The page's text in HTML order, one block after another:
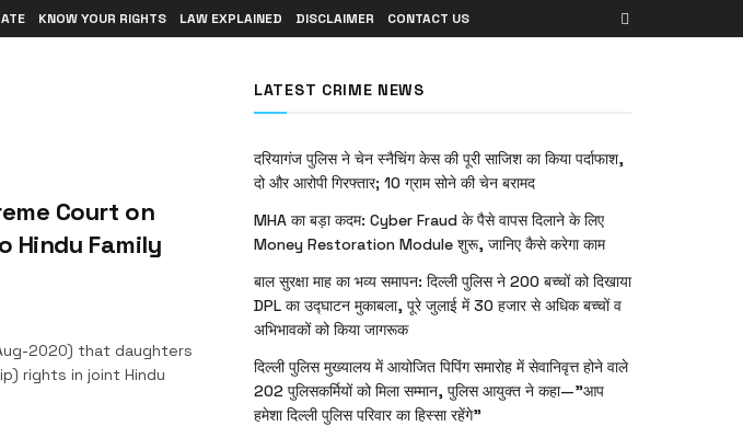
KNOW YOUR RIGHTS LAW EXPLAINED DISCLAIMER CONTACT US
Court on
Hindu Family
2020) that daughters
rights in joint Hindu
LATEST CRIME NEWS
दरियागंज पुलिस ने चेन स्नैचिंग केस की पूरी साजिश का किया पर्दाफाश,
दो और आरोपी गिरफ्तार; 10 ग्राम सोने की चेन बरामद
MHA का बड़ा कदम: Cyber Fraud के पैसे वापस दिलाने के लिए
Money Restoration Module शुरू, जानिए कैसे करेगा काम
बाल सुरक्षा माह का भव्य समापन: दिल्ली पुलिस ने 200 बच्चों को दिखाया
DPL का उद्घाटन मुकाबला, पूरे जुलाई में 30 हजार से अधिक बच्चों व
अभिभावकों को किया जागरूक
दिल्ली पुलिस मुख्यालय में आयोजित पिपिंग समारोह में सेवानिवृत्त होने वाले
202 पुलिसकर्मियों को मिला सम्मान, पुलिस आयुक्त ने कहा—”आप
हमेशा दिल्ली पुलिस परिवार का हिस्सा रहेंगे”